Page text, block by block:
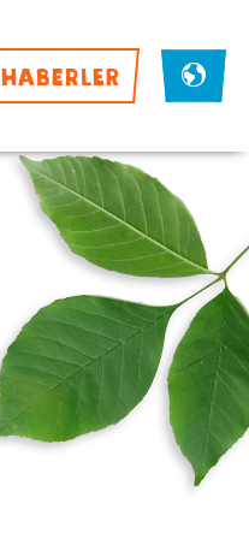
HABERLER